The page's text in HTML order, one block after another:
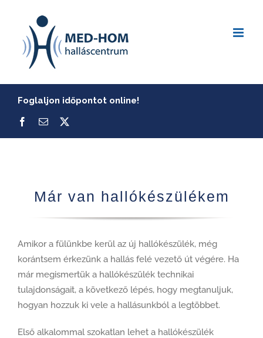
content
Foglaljon időpontot online!
Már van hallókészülékem
Amikor a fülünkbe kerül az új hallókészülék, még
korántsem érkezünk a hallás felé vezető út végére. Ha
már megismertük a hallókészülék technikai
tulajdonságait, a következő lépés, hogy megtanuljuk,
hogyan hozzuk ki vele a hallásunkból a legtöbbet.
Első alkalommal szokatlan lehet a hallókészülék